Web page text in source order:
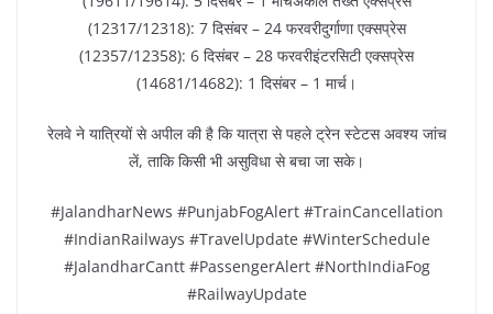
(12317/12318): 7 दिसंबर – 24 फरवरीदुर्गाणा एक्सप्रेस
(12357/12358): 6 दिसंबर – 28 फरवरीइंटरसिटी एक्सप्रेस
(14681/14682): 1 दिसंबर – 1 मार्च।
रेलवे ने यात्रियों से अपील की है कि यात्रा से पहले ट्रेन स्टेटस अवश्य जांच
लें, ताकि किसी भी असुविधा से बचा जा सके।
#JalandharNews #PunjabFogAlert #TrainCancellation
#IndianRailways #TravelUpdate #WinterSchedule
#JalandharCantt #PassengerAlert #NorthIndiaFog
#RailwayUpdate